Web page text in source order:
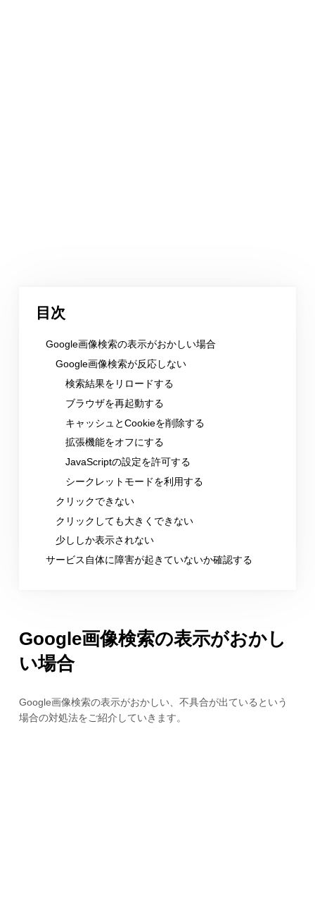
目次
Google画像検索の表示がおかしい場合
Google画像検索が反応しない
検索結果をリロードする
ブラウザを再起動する
キャッシュとCookieを削除する
拡張機能をオフにする
JavaScriptの設定を許可する
シークレットモードを利用する
クリックできない
クリックしても大きくできない
少ししか表示されない
サービス自体に障害が起きていないか確認する
Google画像検索の表示がおかし
い場合
Google画像検索の表示がおかしい、不具合が出ているという
場合の対処法をご紹介していきます。